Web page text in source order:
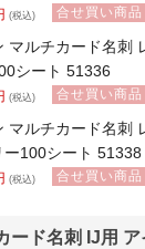
(税込) 合せ買い商品
マルチカード名刺
シート 51336
(税込) 合せ買い商品
マルチカード名刺
ー100シート 51338
(税込) 合せ買い商品
ード名刺 IJ用